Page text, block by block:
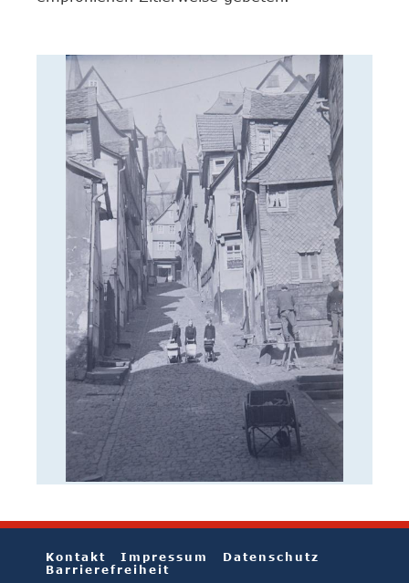
Kontakt Impressum
Datenschutz
Barrierefreiheit